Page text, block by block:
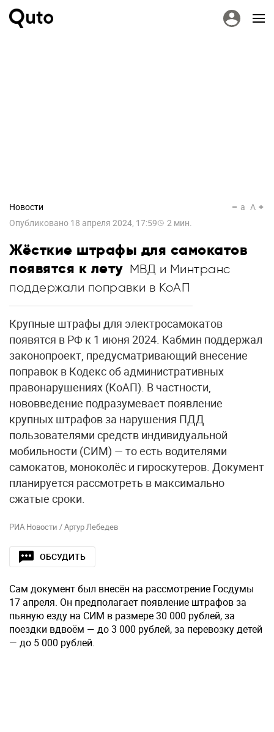
Новости
Опубликовано 18 апреля 2024, 17:59 2 мин.
a A
Жёсткие штрафы для самокатов
появятся к лету МВД и Минтранс
поддержали поправки в КоАП
Крупные штрафы для электросамокатов
появятся в РФ к 1 июня 2024. Кабмин поддержал
законопроект, предусматривающий внесение
поправок в Кодекс об административных
правонарушениях (КоАП). В частности,
нововведение подразумевает появление
крупных штрафов за нарушения ПДД
пользователями средств индивидуальной
мобильности (СИМ) — то есть водителями
самокатов, моноколёс и гироскутеров. Документ
планируется рассмотреть в максимально
сжатые сроки.
РИА Новости / Артур Лебедев
ОБСУДИТЬ
Сам документ был внесён на рассмотрение Госдумы
17 апреля. Он предполагает появление штрафов за
пьяную езду на СИМ в размере 30 000 рублей, за
поездки вдвоём — до 3 000 рублей, за перевозку детей
— до 5 000 рублей.